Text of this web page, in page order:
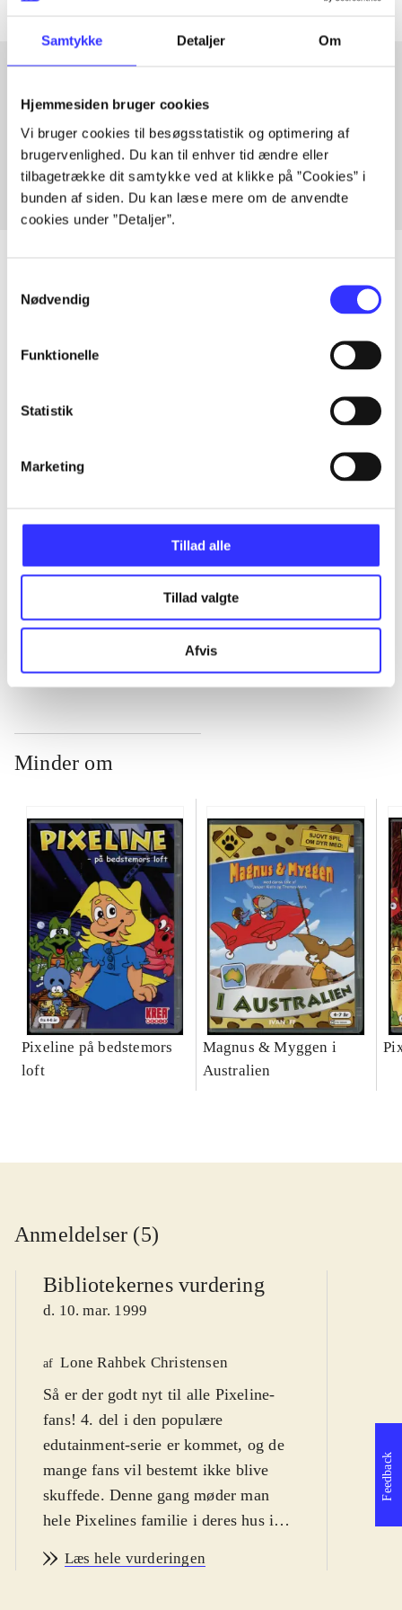
Samtykke Detaljer Om
Hjemmesiden bruger cookies
Vi bruger cookies til besøgsstatistik og optimering af
brugervenlighed. Du kan til enhver tid ændre eller
tilbagetrække dit samtykke ved at klikke på ”Cookies” i
bunden af siden. Du kan læse mere om de anvendte
cookies under ”Detaljer”.
Nødvendig
Funktionelle
Statistik
Marketing
Tillad alle
Tillad valgte
Afvis
Artikler med samme emner
Fra
...
...
Minder om
Pixeline på bedstemors
loft
Magnus & Myggen i
Australien
Anmeldelser (5)
Bibliotekernes vurdering
d. 10. mar. 1999
af Lone Rahbek Christensen
Så er der godt nyt til alle Pixeline-
fans! 4. del i den populære
edutainment-serie er kommet, og de
mange fans vil bestemt ikke blive
skuffede. Denne gang møder man
hele Pixelines familie i deres hus i
Pixeline-spil er der en hovedmenu
Læs hele vurderingen
Feedback